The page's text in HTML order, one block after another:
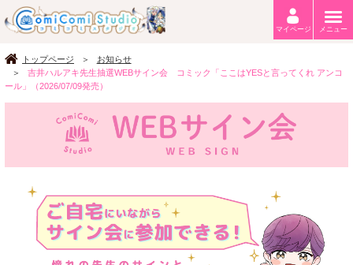
トップページ
お知らせ
吉井ハルアキ先生抽選WEBサイン会 コミック「ここはYESと言ってくれ アンコ
ール」（2026/07/09発売）
マイページ メニュー